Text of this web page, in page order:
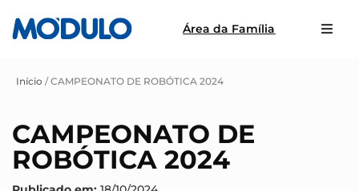
Área da Família
Início /CAMPEONATO DE ROBÓTICA 2024
CAMPEONATO DE
ROBÓTICA 2024